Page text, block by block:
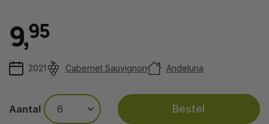
9,95
2021 Cabernet Sauvignon Andeluna
Aantal Bestel